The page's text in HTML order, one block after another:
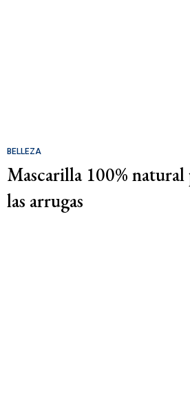
BELLEZA
Mascarilla 100%
las arrugas